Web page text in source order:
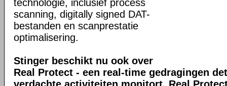
technologie, inclusief process
scanning, digitally signed DAT-
bestanden en scanprestatie
optimalisering.
Stinger beschikt nu ook over
Real Protect - een real-time gedragingen